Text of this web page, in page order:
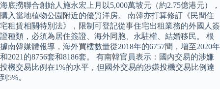
海底撈聯合創始人施永宏上月以5,000萬坡元（約2.75億港元），
購入當地植物公園附近的優質洋房。 南韓亦打算修訂《民間住
宅租賃相關特別法》，限制可登記從事住宅出租業務的外國人簽
證種類，必須為居住簽證、海外同胞、永駐權、結婚移民。 根
據南韓媒體報導，海外買樓數量從2018年的6757間，增至2020年
和2021的8756套和8186套。 有南韓官員表示：國內交易的涉嫌
投機交易比例在1%的水平，但國外交易的涉嫌投機交易比例達
到5%。